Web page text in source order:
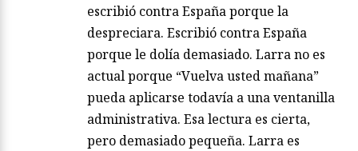
escribió contra España porque la
despreciara. Escribió contra España
porque le dolía demasiado. Larra no es
actual porque “Vuelva usted mañana”
pueda aplicarse todavía a una ventanilla
administrativa. Esa lectura es cierta,
pero demasiado pequeña. Larra es